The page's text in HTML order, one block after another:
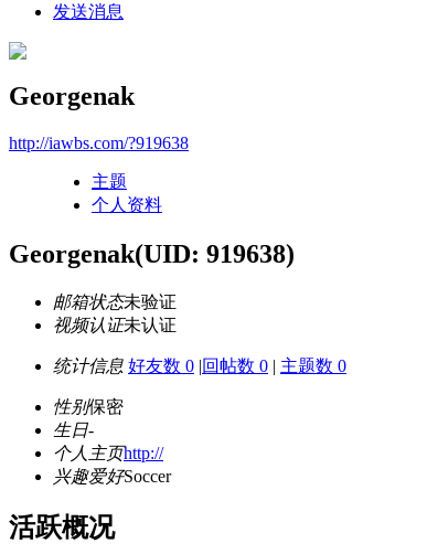
发送消息
Georgenak
http://iawbs.com/?919638
主题
个人资料
Georgenak(UID: 919638)
邮箱状态未验证
视频认证未认证
统计信息 好友数 0 |回帖数 0 | 主题数 0
性别保密
生日-
个人主页http://
兴趣爱好Soccer
活跃概况